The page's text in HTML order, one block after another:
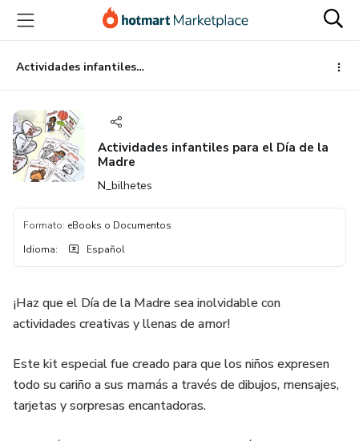
principal
página
de
página
Actividades infantiles para el Día de la Madre
Actividades infantiles para el Día de la
Madre
N_bilhetes
Formato: eBooks o Documentos
Idioma: Español
¡Haz que el Día de la Madre sea inolvidable con
actividades creativas y llenas de amor!
Este kit especial fue creado para que los niños expresen
todo su cariño a sus mamás a través de dibujos, mensajes,
tarjetas y sorpresas encantadoras.